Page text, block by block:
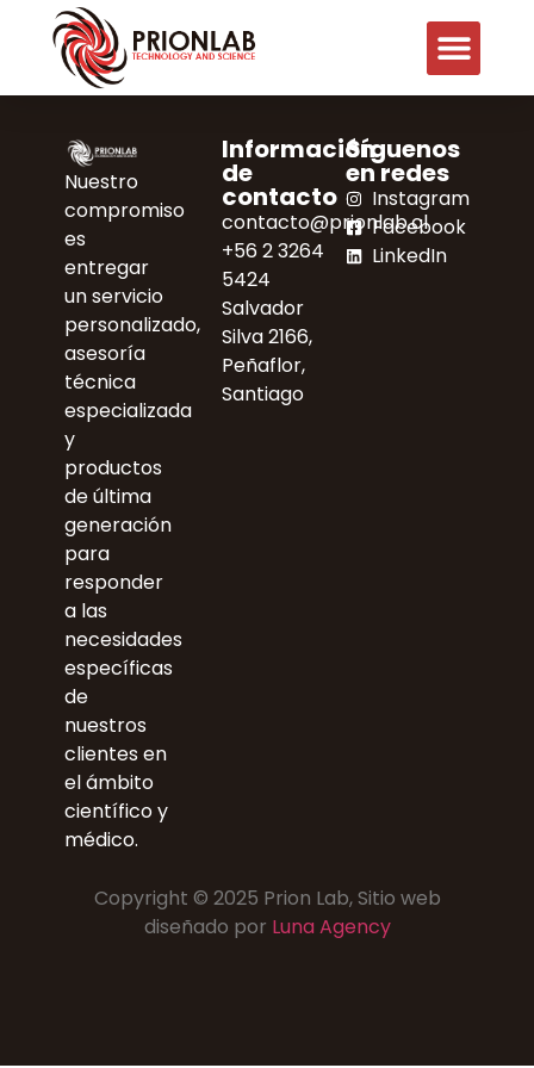
Nuestro
compromiso
es
entregar
un servicio
personalizado,
asesoría
técnica
especializada
y
productos
de última
generación
para
responder
a las
necesidades
específicas
de
nuestros
clientes en
el ámbito
científico y
médico.
Información
de
contacto
contacto@prionlab.cl
+56 2 3264
5424
Salvador
Silva 2166,
Peñaflor,
Santiago
Síguenos
en redes
Instagram
Facebook
LinkedIn
Copyright © 2025 Prion Lab, Sitio web
diseñado por Luna Agency